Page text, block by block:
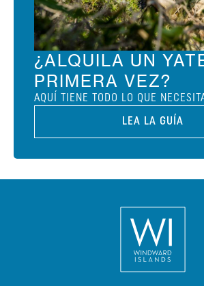
¿ALQUILA UN
PRIMERA VEZ?
AQUÍ TIENE TODO LO QUE
LEA LA GUÍA